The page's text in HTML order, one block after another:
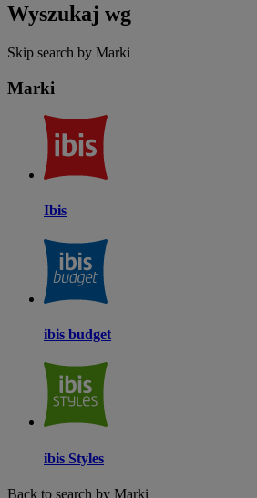
Wyszukaj wg
Skip search by Marki
Marki
Ibis
ibis budget
ibis Styles
Back to search by Marki